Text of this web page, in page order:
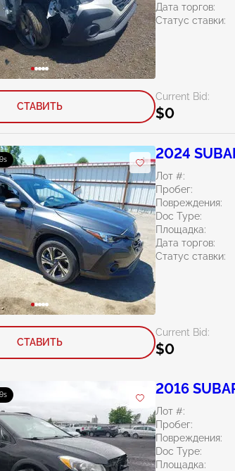
Дата торгов:
Статус ставки:
Current Bid:
$0
СТАВИТЬ
2024
Лот #:
Пробег:
Повреждения:
Doc Type:
Площадка:
Дата торгов:
Статус ставки:
Current Bid:
$0
СТАВИТЬ
2016
Лот #:
Пробег:
Повреждения:
Doc Type:
Площадка: